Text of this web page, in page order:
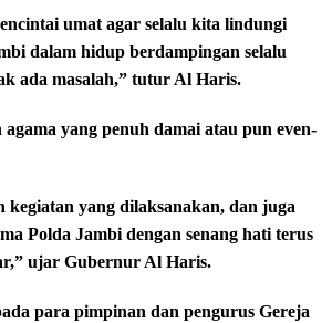
umat agar selalu kita lindungi
dalam hidup berdampingan selalu
ada masalah,” tutur Al Haris.
yang penuh damai atau pun even-
yang dilaksanakan, dan juga
Polda Jambi dengan senang hati terus
ujar Gubernur Al Haris.
para pimpinan dan pengurus Gereja